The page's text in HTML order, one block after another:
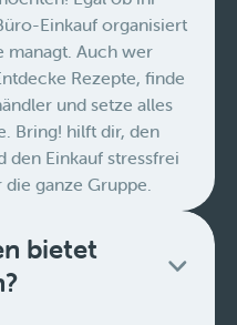
Einkauf organisiert
managt. Auch wer
Rezepte, finde
und setze alles
Bring! hilft dir, den
den Einkauf stressfrei
ganze Gruppe.
bietet